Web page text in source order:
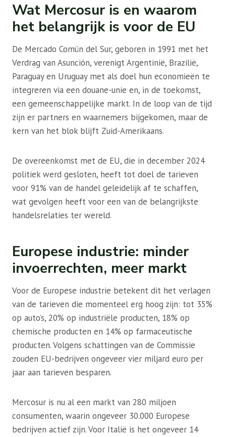
Wat Mercosur is en waarom
het belangrijk is voor de EU
De Mercado Común del Sur, geboren in 1991 met het
Verdrag van Asunción, verenigt Argentinië, Brazilië,
Paraguay en Uruguay met als doel hun economieën te
integreren via een douane-unie en, in de toekomst,
een gemeenschappelijke markt. In de loop van de tijd
zijn er partners en waarnemers bijgekomen, maar de
kern van het blok blijft Zuid-Amerikaans.
De overeenkomst met de EU, die in december 2024
politiek werd gesloten, heeft tot doel de tarieven
voor 91% van de handel geleidelijk af te schaffen,
wat gevolgen heeft voor een van de belangrijkste
handelsrelaties ter wereld.
Europese industrie: minder
invoerrechten, meer markt
Voor de Europese industrie betekent dit het verlagen
van de tarieven die momenteel erg hoog zijn: tot 35%
op auto’s, 20% op industriële producten, 18% op
chemische producten en 14% op farmaceutische
producten. Volgens schattingen van de Commissie
zouden EU-bedrijven ongeveer vier miljard euro per
jaar aan tarieven besparen.
Mercosur is nu al een markt van 280 miljoen
consumenten, waarin ongeveer 30.000 Europese
bedrijven actief zijn. Voor Italië is het ongeveer 14